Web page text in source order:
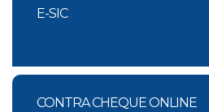
E-SIC
CONTRA CHEQUE ONLINE